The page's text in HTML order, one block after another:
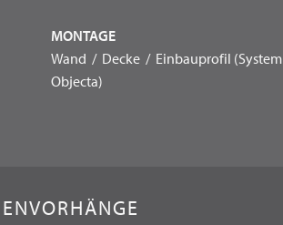
MONTAGE
Wand / Decke / Einbauprofil (System
Objecta)